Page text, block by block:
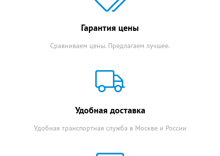
Гарантия цены
Сравниваем цены. Предлагаем лучшее.
Удобная доставка
Удобная транспортная служба в Москве и России